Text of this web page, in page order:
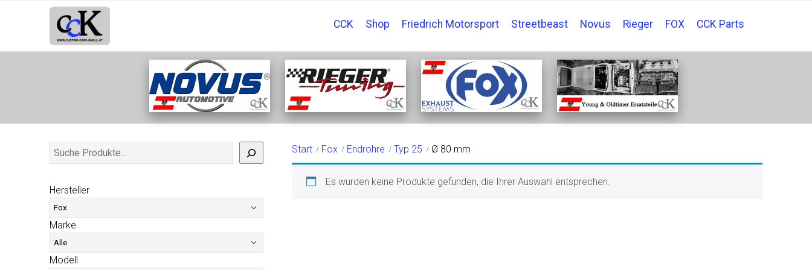
CCK Shop Friedrich Motorsport Streetbeast Novus Rieger FOX CCK Parts
Ø 80 MM
Start Fox Endrohre Typ 25 Ø 80 mm
Es wurden keine Produkte gefunden, die Ihrer Auswahl entsprechen.
Hersteller
Marke
Modell